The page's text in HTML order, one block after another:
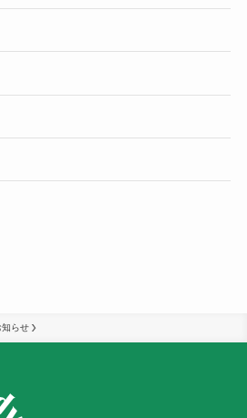
知らせ